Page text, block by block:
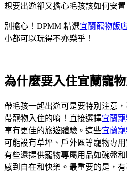
想要出遊卻又擔心毛孩該如何安置
別擔心！DPMM 精選宜蘭寵物飯
小都可以玩得不亦樂乎！
為什麼要入住宜蘭寵
帶毛孩一起出遊可是要特別注意
帶寵物入住的唷！直接選擇宜蘭
享有更佳的旅遊體驗。這些宜蘭
可能設有草坪、戶外區等寵物專
有些還提供寵物專屬用品如碗盤
感到自在和快樂。最重要的是，